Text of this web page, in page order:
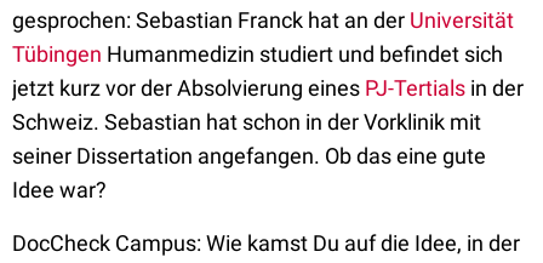
gesprochen: Sebastian Franck hat an der Universität
Tübingen Humanmedizin studiert und befindet sich
jetzt kurz vor der Absolvierung eines PJ-Tertials in der
Schweiz. Sebastian hat schon in der Vorklinik mit
seiner Dissertation angefangen. Ob das eine gute
Idee war?
DocCheck Campus: Wie kamst Du auf die Idee, in der